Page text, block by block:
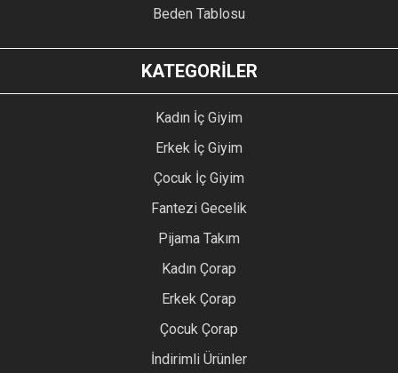
Beden Tablosu
KATEGORİLER
Kadın İç Giyim
Erkek İç Giyim
Çocuk İç Giyim
Fantezi Gecelik
Pijama Takım
Kadın Çorap
Erkek Çorap
Çocuk Çorap
İndirimli Ürünler